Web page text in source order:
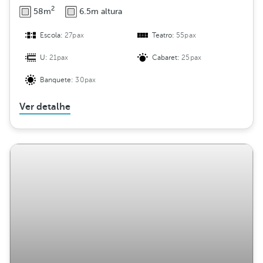
58m2 6.5m altura
Escola:27pax Teatro: 55pax
U:21pax Cabaret:25pax
Banquete:30pax
Ver detalhe